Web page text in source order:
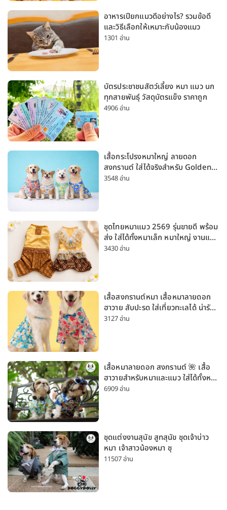
อาหารเปียกแมวดีอย่างไร? รวมข้อดี
และวิธีเลือกให้เหมาะกับน้องแมว
1301 อ่าน
บัตรประชาชนสัตว์เลี้ยง หมา แมว นก
ทุกสายพันธุ์ วัสดุบัตรแข็ง ราคาถูก
4906 อ่าน
เสื้อกระโปรงหมาใหญ่ ลายดอก
สงกรานต์ ใส่ได้จริงสำหรับ Golden
Husky Labrador [อัปเดต 2026]
3548 อ่าน
ชุดไทยหมาแมว 2569 รุ่นขายดี พร้อม
ส่ง ใส่ได้ทั้งหมาเล็ก หมาใหญ่ งานแต่ง
สงกรานต์ ลอยกระทง
3430 อ่าน
เสื้อสงกรานต์หมา เสื้อหมาลายดอก
ฮาวาย สับปะรด ใส่เที่ยวทะเลได้ น่ารัก
ใส่ได้ทั้งหมาเล็กและหมาใหญ่
3127 อ่าน
เสื้อหมาลายดอก สงกรานต์ 🌺 เสื้อ
ฮาวายสำหรับหมาและแมว ใส่ได้ทั้งหมา
เล็กและหมาใหญ่ ใส่เที่ยวทะเลน่ารัก
6909 อ่าน
ชุดแต่งงานสุนัข สูทสุนัข ชุดเจ้าบ่าว
หมา เจ้าสาวน้องหมา ชุ
11507 อ่าน